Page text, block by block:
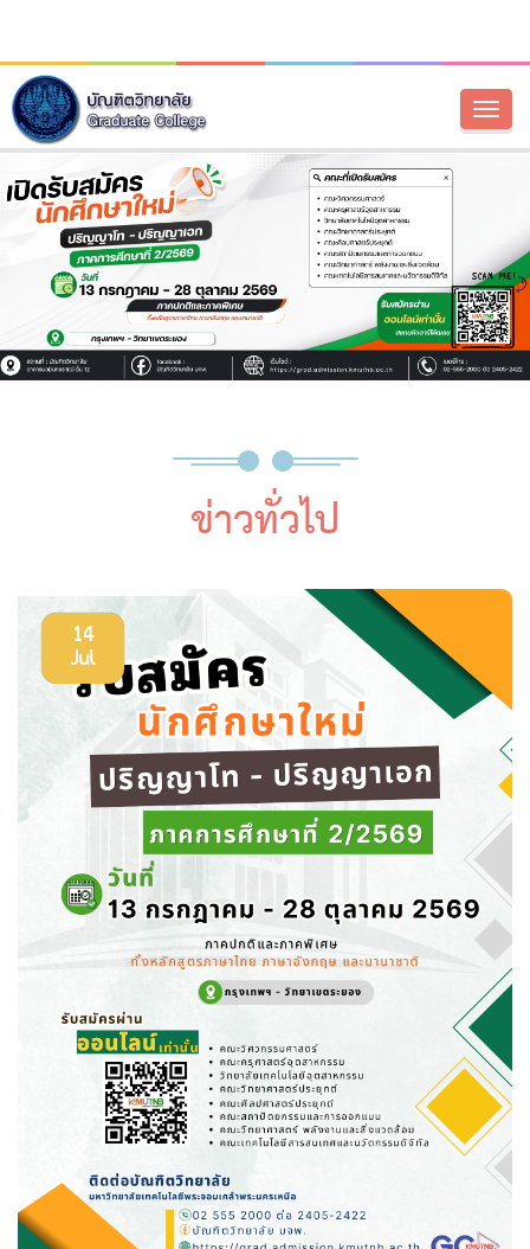
ข่าวทั่วไป
14
Jul